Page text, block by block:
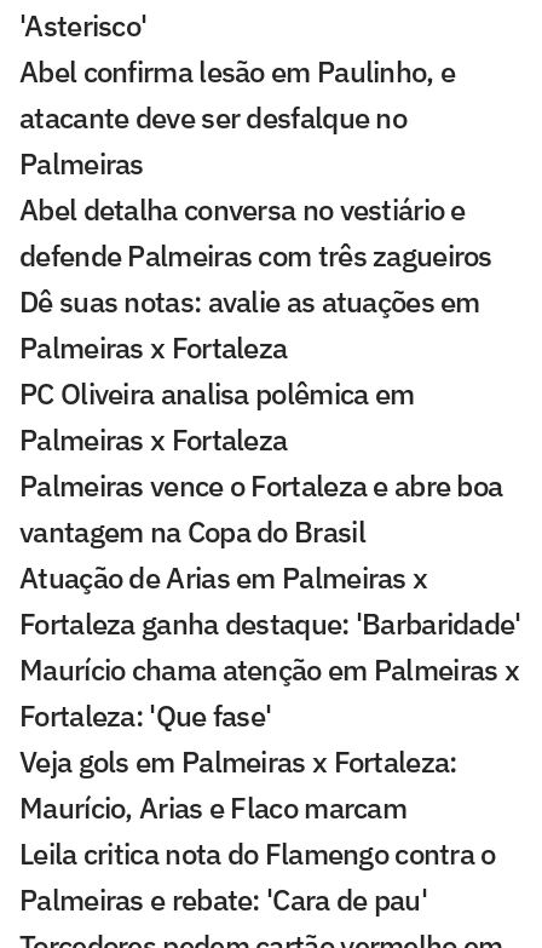
'Asterisco'
Abel confirma lesão em Paulinho, e
atacante deve ser desfalque no
Palmeiras
Abel detalha conversa no vestiário e
defende Palmeiras com três zagueiros
Dê suas notas: avalie as atuações em
Palmeiras x Fortaleza
PC Oliveira analisa polêmica em
Palmeiras x Fortaleza
Palmeiras vence o Fortaleza e abre boa
vantagem na Copa do Brasil
Atuação de Arias em Palmeiras x
Fortaleza ganha destaque: 'Barbaridade'
Maurício chama atenção em Palmeiras x
Fortaleza: 'Que fase'
Veja gols em Palmeiras x Fortaleza:
Maurício, Arias e Flaco marcam
Leila critica nota do Flamengo contra o
Palmeiras e rebate: 'Cara de pau'